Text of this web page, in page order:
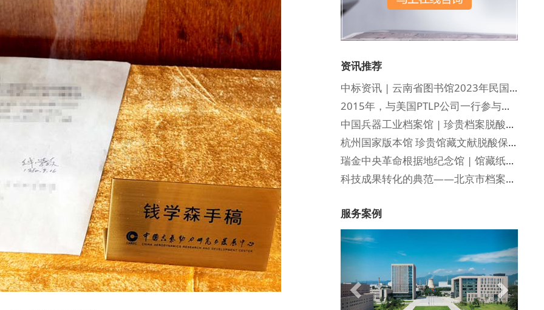
资讯推荐
中标资讯 | 云南省图书馆2023年民国文献脱酸服务项目！
2015年，与美国PTLP公司一行参与国图文献脱酸研讨会
中国兵器工业档案馆 | 珍贵档案脱酸保护与修复
杭州国家版本馆 珍贵馆藏文献脱酸保护
瑞金中央革命根据地纪念馆 | 馆藏纸质文物酸化病害调研及脱酸保护效果验证
科技成果转化的典范——北京市档案馆珍贵纸质档案脱酸保护工作恰逢其时
服务案例
Previous